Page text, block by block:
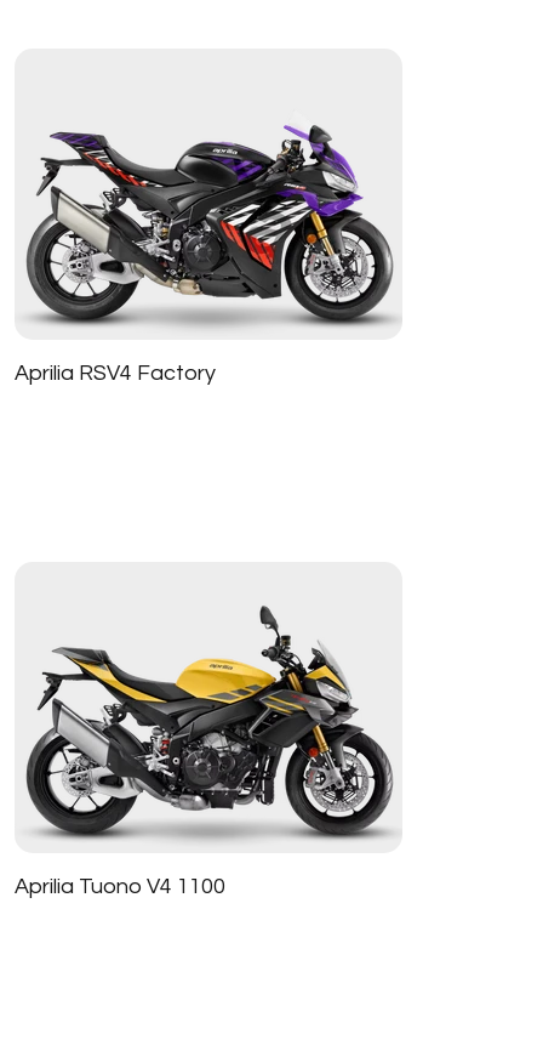
Aprilia RSV4 Factory
Aprilia Tuono V4 1100